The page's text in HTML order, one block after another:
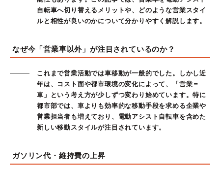
自転車へ切り替えるメリットや、どのような営業スタイ
ルと相性が良いのかについて分かりやすく解説します。
なぜ今「営業車以外」が注目されているのか？
これまで営業活動では車移動が一般的でした。しかし近
年は、コスト面や都市環境の変化によって、「営業＝
車」という考え方が少しずつ変わり始めています。特に
都市部では、車よりも効率的な移動手段を求める企業や
営業担当者も増えており、電動アシスト自転車を含めた
新しい移動スタイルが注目されています。
ガソリン代・維持費の上昇